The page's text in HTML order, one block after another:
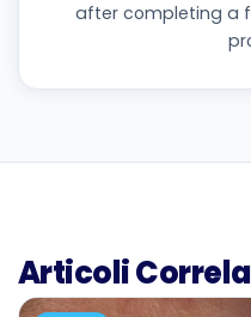
after completing a
Articoli